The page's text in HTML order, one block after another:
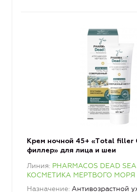
Крем ночной 45+ «Тotal filler
филлер» для лица и шеи
Линия PHARMACOS DEAD
КОСМЕТИКА МЕРТВОГО МОРЯ
Назначение Антивозрастной